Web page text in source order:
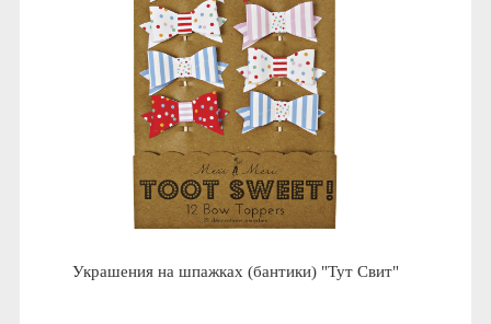
Украшения на шпажках (бантики) "Тут Свит"